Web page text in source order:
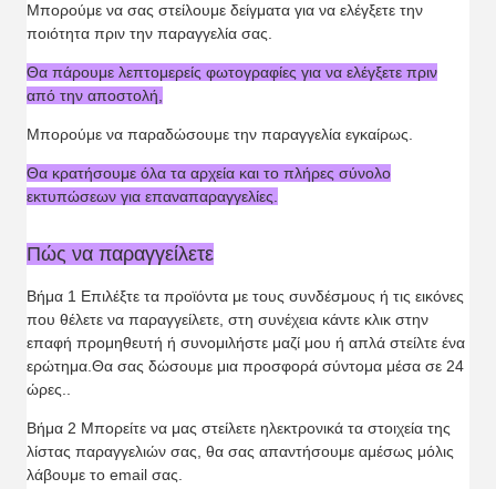
Μπορούμε να σας στείλουμε δείγματα για να ελέγξετε την
ποιότητα πριν την παραγγελία σας.
Θα πάρουμε λεπτομερείς φωτογραφίες για να ελέγξετε πριν
από την αποστολή,
Μπορούμε να παραδώσουμε την παραγγελία εγκαίρως.
Θα κρατήσουμε όλα τα αρχεία και το πλήρες σύνολο
εκτυπώσεων για επαναπαραγγελίες.
Πώς να παραγγείλετε
Βήμα 1 Επιλέξτε τα προϊόντα με τους συνδέσμους ή τις εικόνες
που θέλετε να παραγγείλετε, στη συνέχεια κάντε κλικ στην
επαφή προμηθευτή ή συνομιλήστε μαζί μου ή απλά στείλτε ένα
ερώτημα.Θα σας δώσουμε μια προσφορά σύντομα μέσα σε 24
ώρες..
Βήμα 2 Μπορείτε να μας στείλετε ηλεκτρονικά τα στοιχεία της
λίστας παραγγελιών σας, θα σας απαντήσουμε αμέσως μόλις
λάβουμε το email σας.